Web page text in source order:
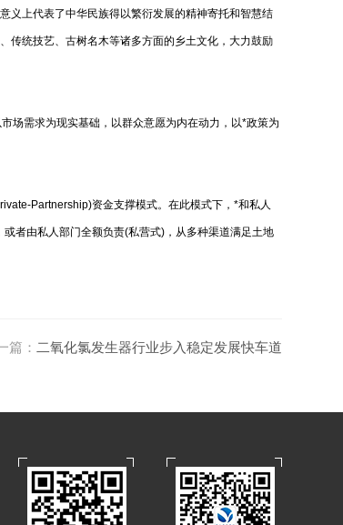
义上代表了中华民族得以繁衍发展的精神寄托和智慧结
传统技艺、古树名木等诸多方面的乡土文化，大力鼓励
场需求为现实基础，以群众意愿为内在动力，以*政策为
效*化。
Partnership)资金支撑模式。在此模式下，*和私人
者由私人部门全额负责(私营式)，从多种渠道满足土地
篇： 二氧化氯发生器行业步入稳定发展快车道